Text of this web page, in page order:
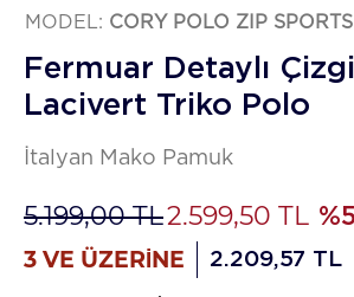
MODEL: CORY POLO ZIP SPORTS
Fermuar Detaylı
Lacivert Triko Polo
İtalyan Mako Pamuk
5.199,00 TL2.599,50 TL
3 VE ÜZERİNE 2.209,57 TL